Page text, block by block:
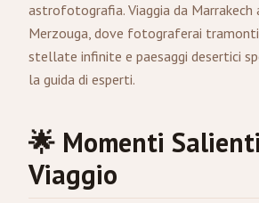
astrofotografia. Viaggia da Marrakech
Merzouga, dove fotograferai
stellate infinite e paesaggi desertici
la guida di esperti.
🌟 Momenti
Viaggio